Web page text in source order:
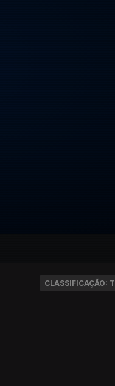
CLASSIFICAÇÃO: